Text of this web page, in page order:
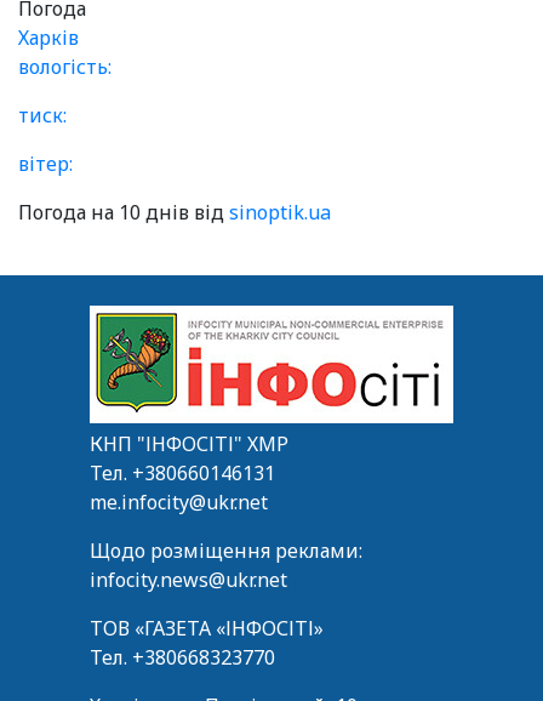
Погода
Харків
вологість:
тиск:
вітер:
Погода на 10 днів відsinoptik.ua
КНП "ІНФОСІТІ" ХМР
Тел. +380660146131
me.infocity@ukr.net
Щодо розміщення реклами:
infocity.news@ukr.net
ТОВ «ГАЗЕТА «ІНФОСІТІ»
Тел. +380668323770